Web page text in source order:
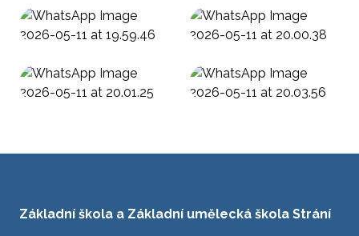
Základní škola a Základní umělecká škola Strání